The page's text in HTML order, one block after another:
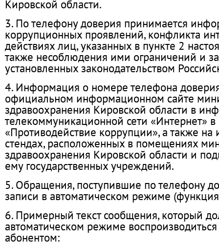
Кировской области.
3. По телефону доверия принимается
коррупционных проявлений, конфликта
действиях лиц, указанных в пункте 2
также несоблюдения ими ограничений и
установленных законодательством
4. Информация о номере телефона
официальном информационном сайте
здравоохранения Кировской области в
телекоммуникационной сети «Интернет» в
«Противодействие коррупции», а также
стендах, расположенных в помещениях
здравоохранения Кировской области и
ему государственных учреждений.
5. Обращения, поступившие по телефону
записи в автоматическом режиме (функция
6. Примерный текст сообщения, который
автоматическом режиме
абонентом: